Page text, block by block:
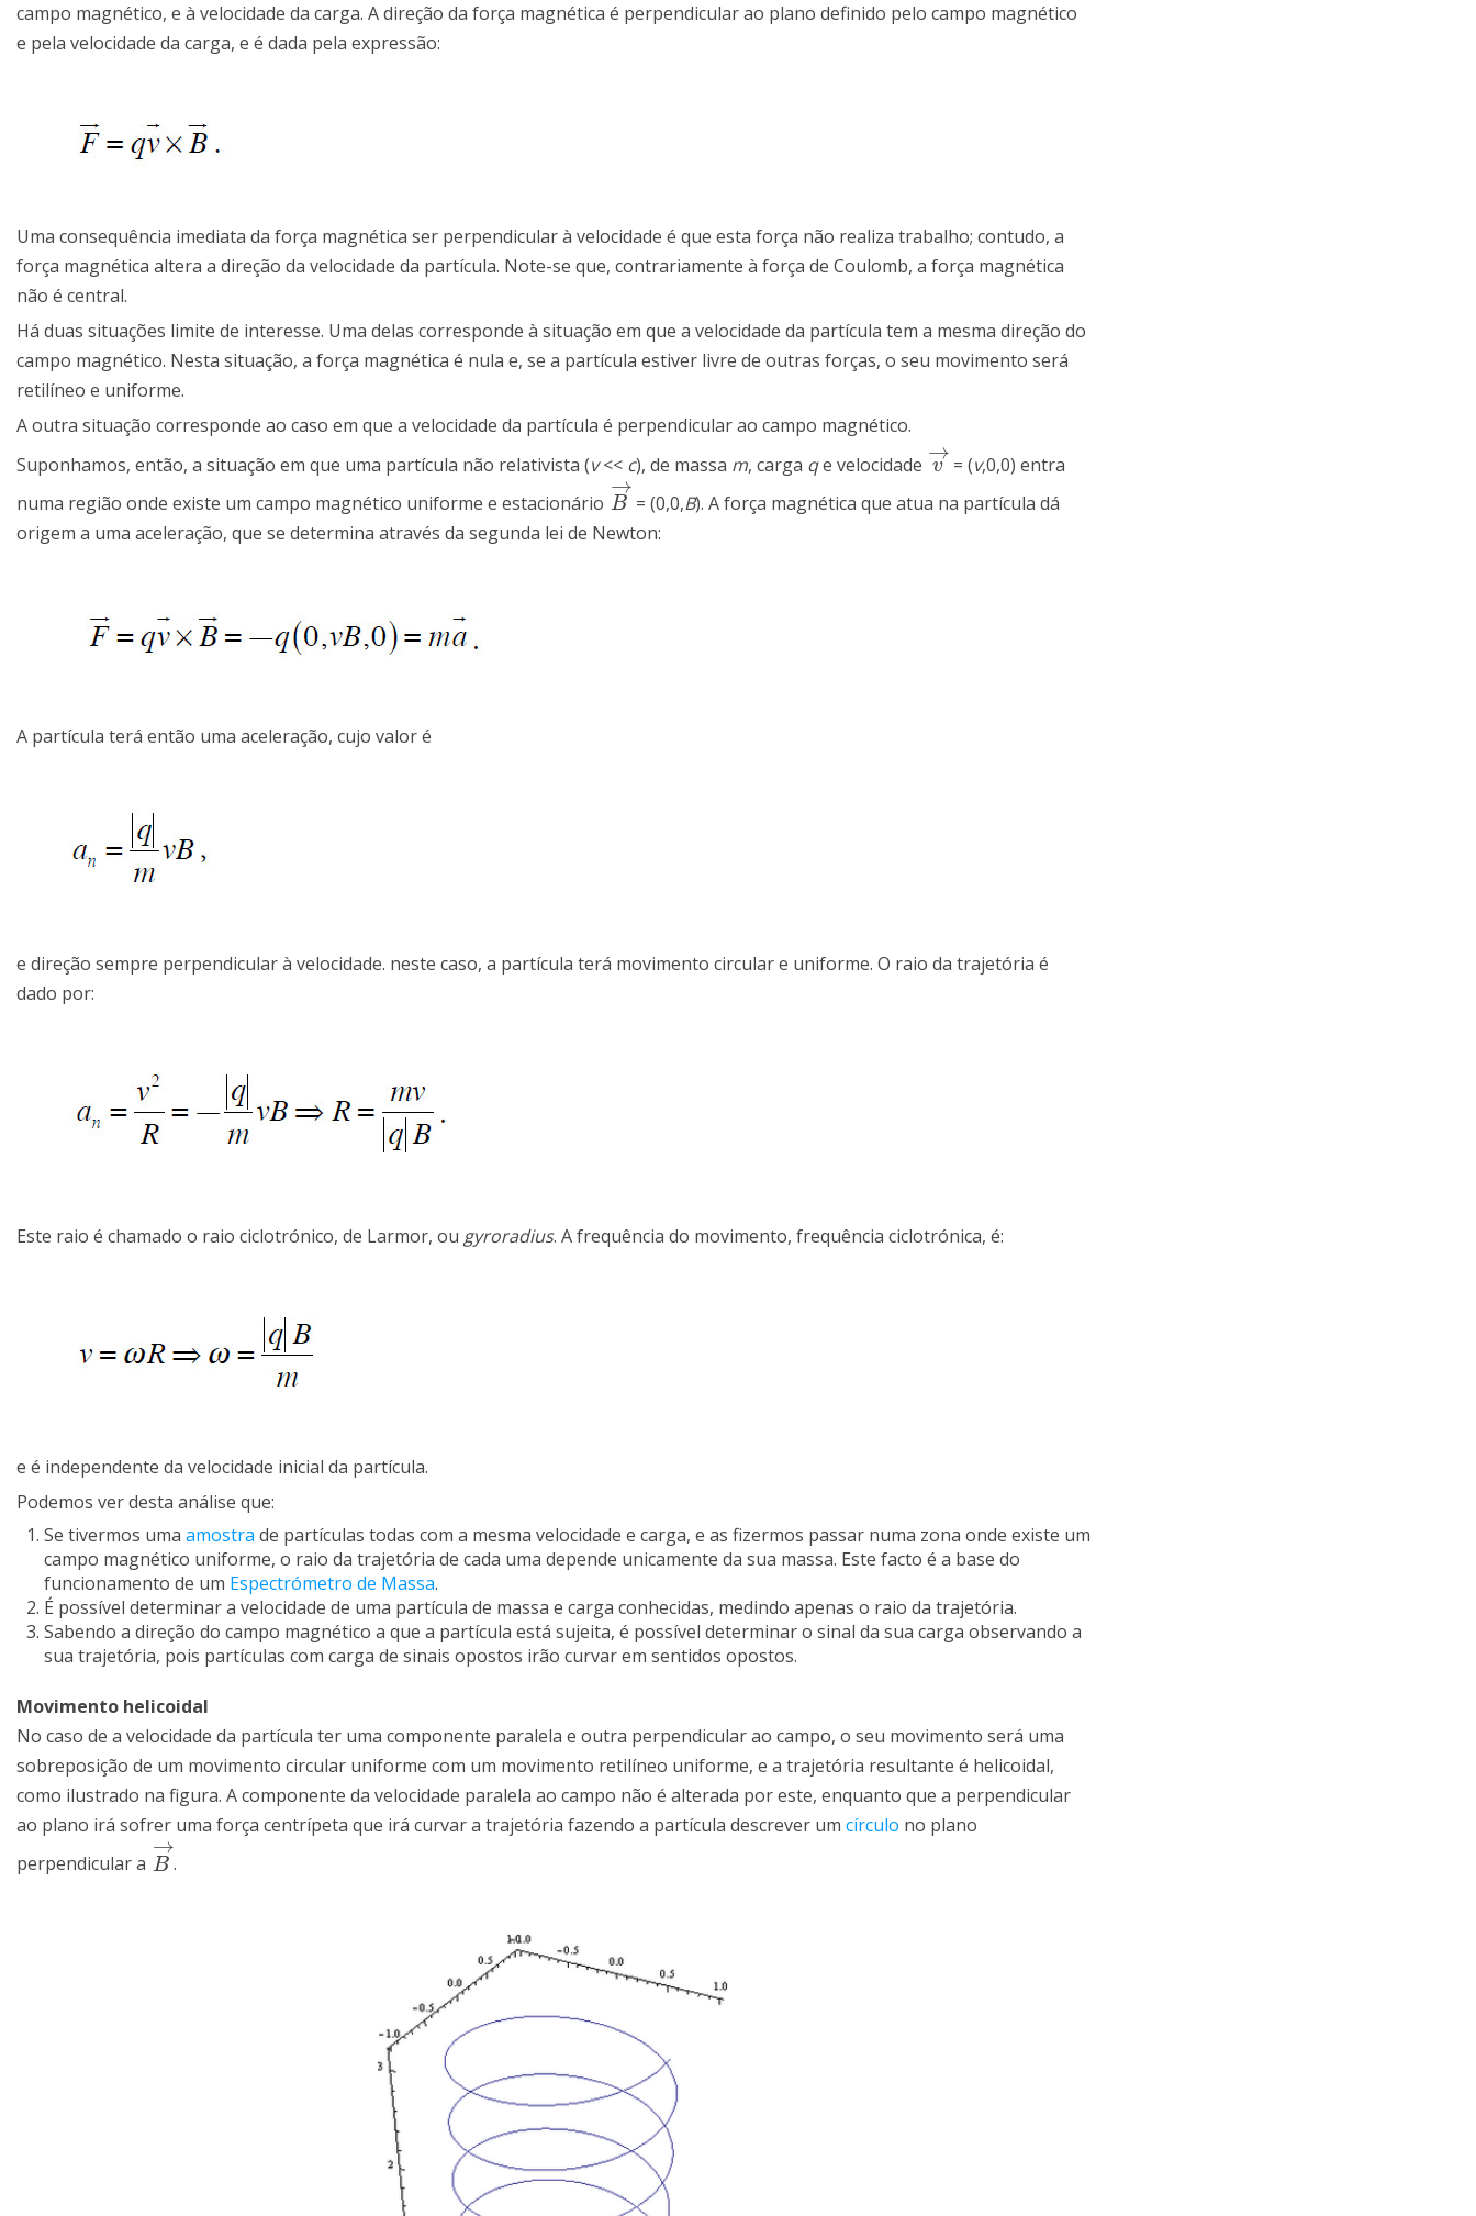
campo magnético, e à velocidade da carga. A direção da força magnética é perpendicular ao plano definido pelo campo magnético
e pela velocidade da carga, e é dada pela expressão:
Uma consequência imediata da força magnética ser perpendicular à velocidade é que esta força não realiza trabalho; contudo, a
força magnética altera a direção da velocidade da partícula. Note-se que, contrariamente à força de Coulomb, a força magnética
não é central.
Há duas situações limite de interesse. Uma delas corresponde à situação em que a velocidade da partícula tem a mesma direção do
campo magnético. Nesta situação, a força magnética é nula e, se a partícula estiver livre de outras forças, o seu movimento será
retilíneo e uniforme.
A outra situação corresponde ao caso em que a velocidade da partícula é perpendicular ao campo magnético.
Suponhamos, então, a situação em que uma partícula não relativista (v<< c), de massa m, carga qe velocidade v
→
v→ = (v,0,0) entra
numa região onde existe um campo magnético uniforme e estacionário B
→
B→= (0,0,B). A força magnética que atua na partícula dá
origem a uma aceleração, que se determina através da segunda lei de Newton:
A partícula terá então uma aceleração, cujo valor é
e direção sempre perpendicular à velocidade. neste caso, a partícula terá movimento circular e uniforme. O raio da trajetória é
dado por:
Este raio é chamado o raio ciclotrónico, de Larmor, ou gyroradius. A frequência do movimento, frequência ciclotrónica, é:
e é independente da velocidade inicial da partícula.
Podemos ver desta análise que:
Se tivermos uma amostra de partículas todas com a mesma velocidade e carga, e as fizermos passar numa zona onde existe um
campo magnético uniforme, o raio da trajetória de cada uma depende unicamente da sua massa. Este facto é a base do
funcionamento de um Espectrómetro de Massa.
É possível determinar a velocidade de uma partícula de massa e carga conhecidas, medindo apenas o raio da trajetória.
Sabendo a direção do campo magnético a que a partícula está sujeita, é possível determinar o sinal da sua carga observando a
sua trajetória, pois partículas com carga de sinais opostos irão curvar em sentidos opostos.
Movimento helicoidal
No caso de a velocidade da partícula ter uma componente paralela e outra perpendicular ao campo, o seu movimento será uma
sobreposição de um movimento circular uniforme com um movimento retilíneo uniforme, e a trajetória resultante é helicoidal,
como ilustrado na figura. A componente da velocidade paralela ao campo não é alterada por este, enquanto que a perpendicular
ao plano irá sofrer uma força centrípeta que irá curvar a trajetória fazendo a partícula descrever um círculo no plano
perpendicular a B
→
B→.